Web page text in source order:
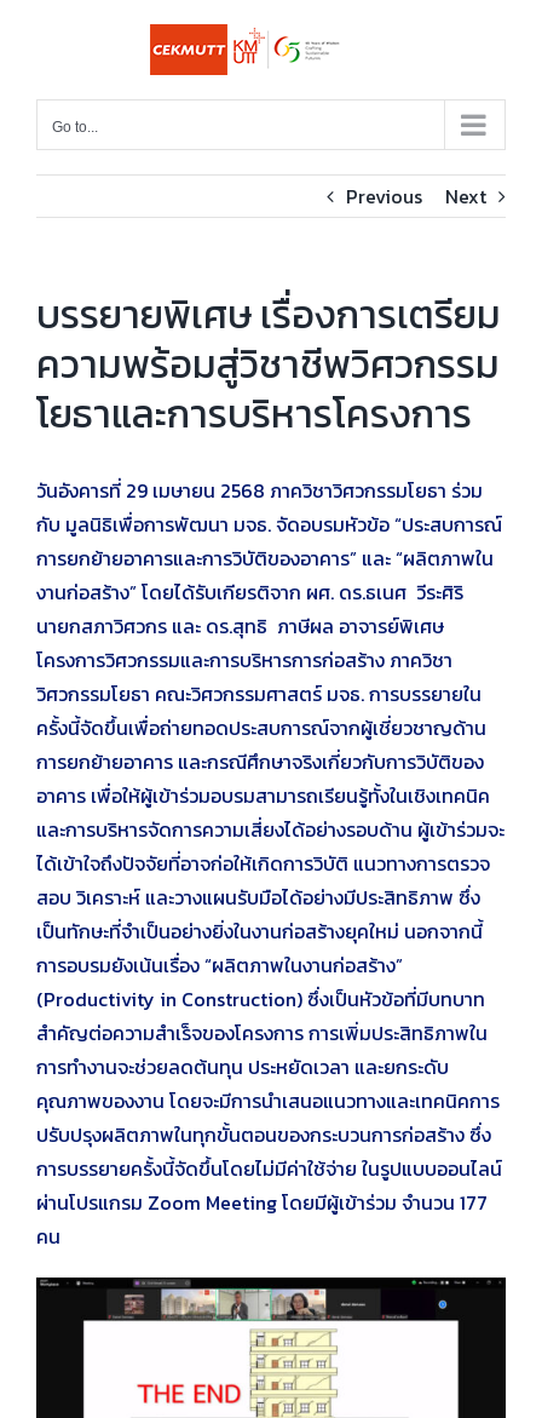
Go to...
Previous Next
บรรยายพิเศษ เรื่องการเตรียม
ความพร้อมสู่วิชาชีพวิศวกรรม
โยธาและการบริหารโครงการ
วันอังคารที่ 29 เมษายน 2568 ภาควิชาวิศวกรรมโยธา ร่วม
กับ มูลนิธิเพื่อการพัฒนา มจธ. จัดอบรมหัวข้อ “ประสบการณ์
การยกย้ายอาคารและการวิบัติของอาคาร” และ “ผลิตภาพใน
งานก่อสร้าง” โดยได้รับเกียรติจาก ผศ. ดร.ธเนศ วีระศิริ
นายกสภาวิศวกร และ ดร.สุทธิ ภาษีผล อาจารย์พิเศษ
โครงการวิศวกรรมและการบริหารการก่อสร้าง ภาควิชา
วิศวกรรมโยธา คณะวิศวกรรมศาสตร์ มจธ. การบรรยายใน
ครั้งนี้จัดขึ้นเพื่อถ่ายทอดประสบการณ์จากผู้เชี่ยวชาญด้าน
การยกย้ายอาคาร และกรณีศึกษาจริงเกี่ยวกับการวิบัติของ
อาคาร เพื่อให้ผู้เข้าร่วมอบรมสามารถเรียนรู้ทั้งในเชิงเทคนิค
และการบริหารจัดการความเสี่ยงได้อย่างรอบด้าน ผู้เข้าร่วมจะ
ได้เข้าใจถึงปัจจัยที่อาจก่อให้เกิดการวิบัติ แนวทางการตรวจ
สอบ วิเคราะห์ และวางแผนรับมือได้อย่างมีประสิทธิภาพ ซึ่ง
เป็นทักษะที่จำเป็นอย่างยิ่งในงานก่อสร้างยุคใหม่ นอกจากนี้
การอบรมยังเน้นเรื่อง “ผลิตภาพในงานก่อสร้าง”
(Productivity in Construction) ซึ่งเป็นหัวข้อที่มีบทบาท
สำคัญต่อความสำเร็จของโครงการ การเพิ่มประสิทธิภาพใน
การทำงานจะช่วยลดต้นทุน ประหยัดเวลา และยกระดับ
คุณภาพของงาน โดยจะมีการนำเสนอแนวทางและเทคนิคการ
ปรับปรุงผลิตภาพในทุกขั้นตอนของกระบวนการก่อสร้าง ซึ่ง
การบรรยายครั้งนี้จัดขึ้นโดยไม่มีค่าใช้จ่าย ในรูปแบบออนไลน์
ผ่านโปรแกรม Zoom Meeting โดยมีผู้เข้าร่วม จำนวน 177
คน